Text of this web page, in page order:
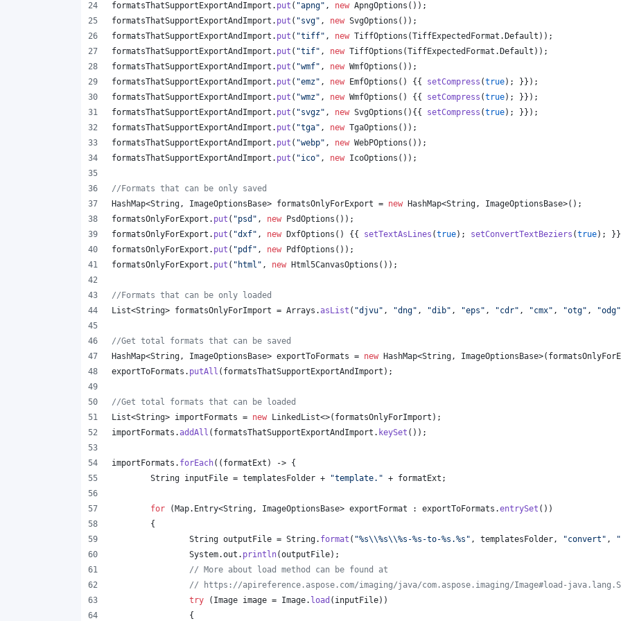
formatsThatSupportExportAndImport . put ( "apng" , new ApngOptions ());
formatsThatSupportExportAndImport . put ( "svg" , new SvgOptions ());
formatsThatSupportExportAndImport . put ( "tiff" , new TiffOptions (TiffExpectedFormat . Default ));
formatsThatSupportExportAndImport . put ( "tif" , new TiffOptions (TiffExpectedFormat . Default ));
formatsThatSupportExportAndImport . put ( "wmf" , new WmfOptions ());
formatsThatSupportExportAndImport . put ( "emz" , new EmfOptions () {{ setCompress (true); }});
formatsThatSupportExportAndImport . put ( "wmz" , new WmfOptions () {{ setCompress (true); }});
formatsThatSupportExportAndImport . put ( "svgz" , new SvgOptions (){{ setCompress (true); }});
formatsThatSupportExportAndImport . put ( "tga" , new TgaOptions ());
formatsThatSupportExportAndImport . put ( "webp" , new WebPOptions ());
formatsThatSupportExportAndImport . put ( "ico" , new IcoOptions ());
//Formats that can be only saved
HashMap<String, ImageOptionsBase> formatsOnlyForExport = new HashMap<String, ImageOptionsBase>();
formatsOnlyForExport . put ( "psd" , new PsdOptions ());
formatsOnlyForExport . put ( "dxf" , new DxfOptions () {{ setTextAsLines (true); setConvertTextBeziers (true);
formatsOnlyForExport . put ( "pdf" , new PdfOptions ());
formatsOnlyForExport . put ( "html" , new Html5CanvasOptions ());
//Formats that can be only loaded
List<String> formatsOnlyForImport = Arrays .asList ( "djvu" , "dng" , "dib" , "eps" , "cdr" , "cmx" , "otg" , "odg"
//Get total formats that can be saved
HashMap<String, ImageOptionsBase> exportToFormats = new HashMap<String, ImageOptionsBase>(
exportToFormats . putAll ( formatsThatSupportExportAndImport );
//Get total formats that can be loaded
List<String> importFormats = new LinkedList<>( formatsOnlyForImport );
importFormats .addAll ( formatsThatSupportExportAndImport . keySet ());
importFormats . forEach(( formatExt ) -> {
String inputFile = templatesFolder + "template." + formatExt ;
for ( Map. Entry<String, ImageOptionsBase> exportFormat : exportToFormats .entrySet ())
	{
String outputFile = String. format ( "%s\\%s\\%s-%s-to-%s.%s" , templatesFolder, "convert" ,
System.out . println(outputFile);
// More about load method can be found at
// https://apireference.aspose.com/imaging/java/com.aspose.imaging/Image#load-
try ( Image image = Image. load ( inputFile))
		{